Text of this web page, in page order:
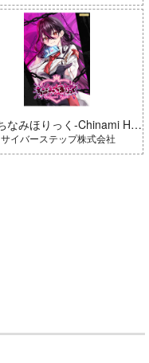
(PC)ちなみほりっく-Chinami Holic 特典付き 限定ボックス
サイバーステップ株式会社